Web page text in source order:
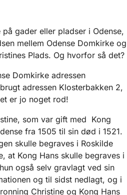
gader eller pladser i Odense,
mellem Odense Domkirke og
Plads. Og hvorfor så det?
Domkirke adressen
adressen Klosterbakken 2,
er jo noget rod!
som var gift med Kong
fra 1505 til sin død i 1521.
skulle begraves i Roskilde
at Kong Hans skulle begraves i
også selv gravlagt ved sin
og til sidst nedlagt, og i
Christine og Kong Hans